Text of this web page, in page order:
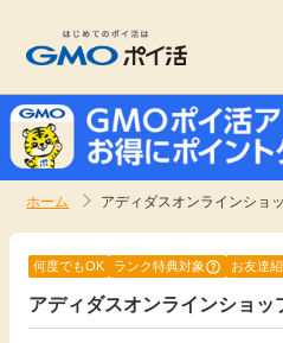
ホーム アディダスオンラインショ
新着
サービスで探す
無料サービス
何度でもOK ランク特典対象 お友達
アディダスオンラインショッ